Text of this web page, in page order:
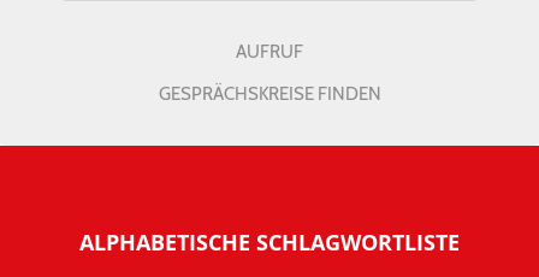
AUFRUF
GESPRÄCHSKREISE FINDEN
ALPHABETISCHE SCHLAGWORTLISTE